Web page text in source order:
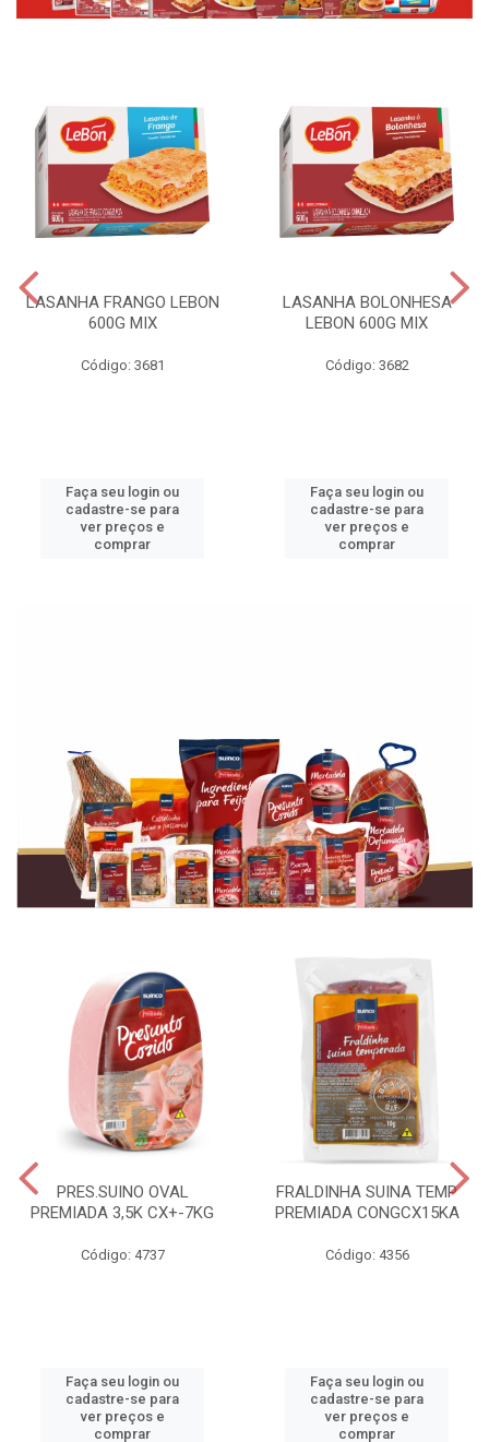
LASANHA FRANGO LEBON
600G MIX
Código: 3681
Faça seu login ou
cadastre-se para
ver preços e
comprar
LASANHA BOLONHESA
LEBON 600G MIX
Código: 3682
Faça seu login ou
cadastre-se para
ver preços e
comprar
PRES.SUINO OVAL
PREMIADA 3,5K CX+-7KG
Código: 4737
Faça seu login ou
cadastre-se para
ver preços e
comprar
FRALDINHA SUINA TEMP
PREMIADA CONGCX15KA
Código: 4356
Faça seu login ou
cadastre-se para
ver preços e
comprar